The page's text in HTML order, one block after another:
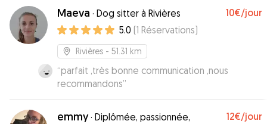
Maeva · Dog sitter à Rivières 10€/jour
5.0 (1 Réservations)
Rivières - 51.31 km
“parfait ,très bonne communication ,nous
recommandons”
emmy· Diplômée, passionnée,
12€/jour